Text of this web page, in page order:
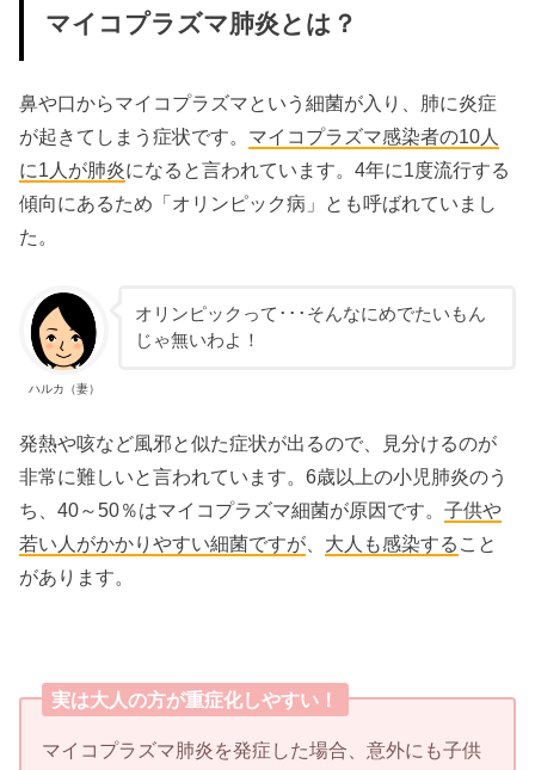
マイコプラズマ肺炎とは？
鼻や口からマイコプラズマという細菌が入り、肺に炎症
が起きてしまう症状です。 マイコプラズマ感染者の10人
に1人 が肺炎になると言われています。4年に1度流行する
傾向にあるため「オリンピック病」とも呼ばれていまし
た。
ハルカ（妻）
オリンピックって･･･そんなにめでたいもん
じゃ無いわよ！
発熱や咳など風邪と似た症状が出るので、見分けるのが
非常に難しいと言われています。6歳以上の小児肺炎のう
ち、40～50％はマイコプラズマ細菌が原因です。子供や
若い人 がかかりやすい細菌ですが 大人 も感染する こと
があります。
実は大人の方が重症化しやすい！
マイコプラズマ肺炎を発症した場合、意外にも子供